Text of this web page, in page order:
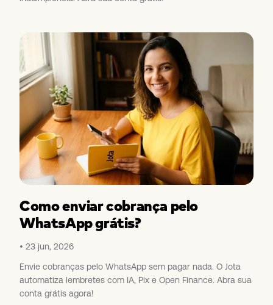
Como enviar cobrança pelo
WhatsApp grátis?
23 jun, 2026
Envie cobranças pelo WhatsApp sem pagar nada. O Jota
automatiza lembretes com IA, Pix e Open Finance. Abra sua
conta grátis agora!